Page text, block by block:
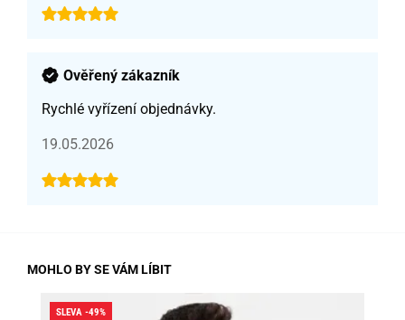
Ověřený zákazník
Rychlé vyřízení objednávky.
19.05.2026
MOHLO BY SE VÁM LÍBIT
SLEVA -49%